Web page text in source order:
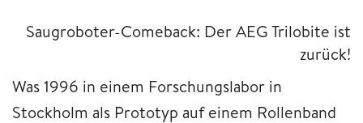
Saugroboter-Comeback: Der AEG Trilobite ist
zurück!
Was 1996 in einem Forschungslabor in
Stockholm als Prototyp auf einem Rollenband